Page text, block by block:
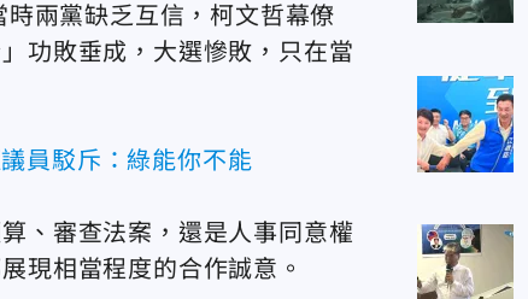
兩黨缺乏互信，柯文哲幕僚
功敗垂成，大選慘敗，只在當
員駁斥：綠能你不能
、審查法案，還是人事同意權
現相當程度的合作誠意。